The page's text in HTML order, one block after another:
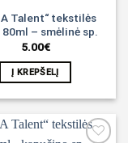
Talent“ tekstilės
80ml – smėlinė sp.
5.00€
Į KREPŠELĮ